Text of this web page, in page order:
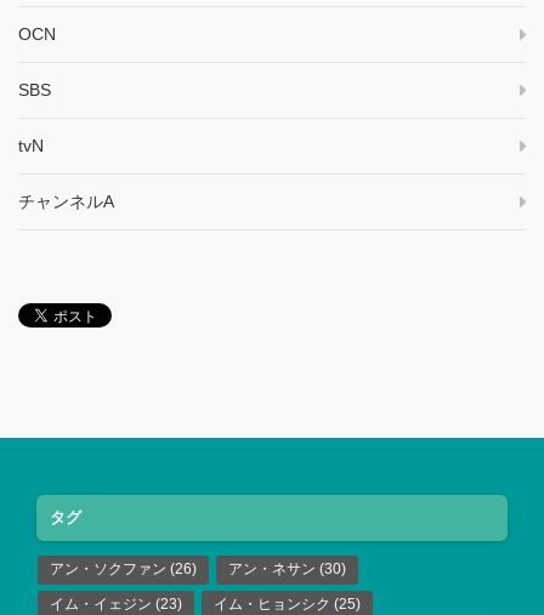
OCN
SBS
tvN
チャンネルA
タグ
アン・ソクファン (26) アン・ネサン (30)
イム・イェジン (23) イム・ヒョンシク (25)